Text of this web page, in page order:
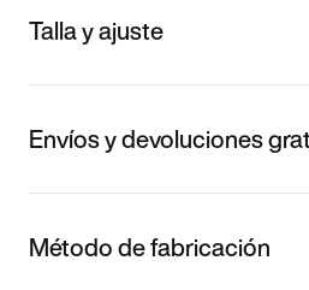
Talla y ajuste
Envíos y devoluciones
Método de fabricación